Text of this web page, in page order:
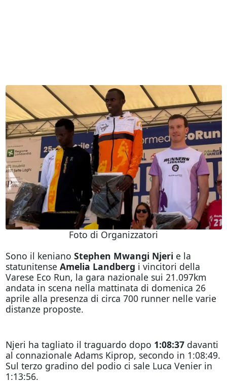
Foto di Organizzatori
Sono il keniano Stephen Mwangi Njeri e la
statunitense Amelia Landberg i vincitori della
Varese Eco Run, la gara nazionale sui 21.097km
andata in scena nella mattinata di domenica 26
aprile alla presenza di circa 700 runner nelle varie
distanze proposte.
Njeri ha tagliato il traguardo dopo 1:08:37davanti
al connazionale Adams Kiprop, secondo in 1:08:49.
Sul terzo gradino del podio ci sale Luca Venier in
1:13:56.